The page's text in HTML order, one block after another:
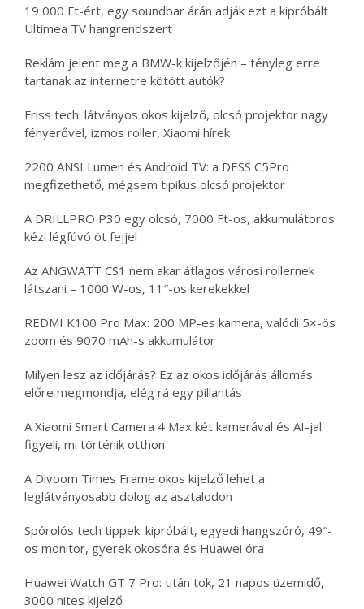
19 000 Ft-ért, egy soundbar árán adják ezt a kipróbált
Ultimea TV hangrendszert
Reklám jelent meg a BMW-k kijelzőjén – tényleg erre
tartanak az internetre kötött autók?
Friss tech: látványos okos kijelző, olcsó projektor nagy
fényerővel, izmos roller, Xiaomi hírek
2200 ANSI Lumen és Android TV: a DESS C5Pro
megfizethető, mégsem tipikus olcsó projektor
A DRILLPRO P30 egy olcsó, 7000 Ft-os, akkumulátoros
kézi légfúvó öt fejjel
Az ANGWATT CS1 nem akar átlagos városi rollernek
látszani – 1000 W-os, 11″-os kerekekkel
REDMI K100 Pro Max: 200 MP-es kamera, valódi 5×-ös
zoom és 9070 mAh-s akkumulátor
Milyen lesz az időjárás? Ez az okos időjárás állomás
előre megmondja, elég rá egy pillantás
A Xiaomi Smart Camera 4 Max két kamerával és AI-jal
figyeli, mi történik otthon
A Divoom Times Frame okos kijelző lehet a
leglátványosabb dolog az asztalodon
Spórolós tech tippek: kipróbált, egyedi hangszóró, 49″-
os monitor, gyerek okosóra és Huawei óra
Huawei Watch GT 7 Pro: titán tok, 21 napos üzemidő,
3000 nites kijelző